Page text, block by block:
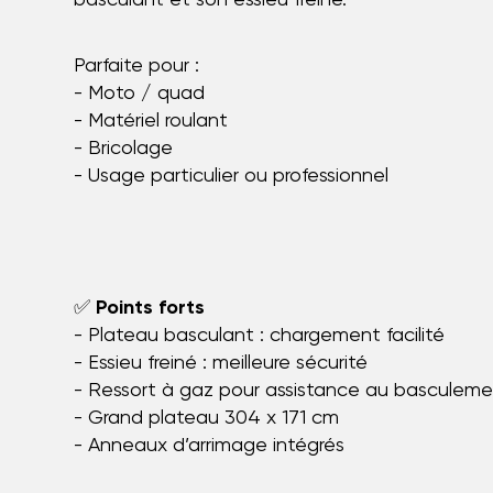
Parfaite pour :
- Moto / quad
- Matériel roulant
- Bricolage
- Usage particulier ou professionnel
✅ Points forts
- Plateau basculant : chargement facilité
- Essieu freiné : meilleure sécurité
- Ressort à gaz pour assistance au
- Grand plateau 304 x 171 cm
- Anneaux d’arrimage intégrés